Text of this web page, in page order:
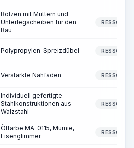
Bolzen mit Muttern und
Unterlegscheiben für den
Bau
Polypropylen-Spreizdübel
Verstärkte Nähfäden
Individuell gefertigte
Stahlkonstruktionen aus
Walzstahl
Ölfarbe MA-0115, Mumie,
Eisenglimmer